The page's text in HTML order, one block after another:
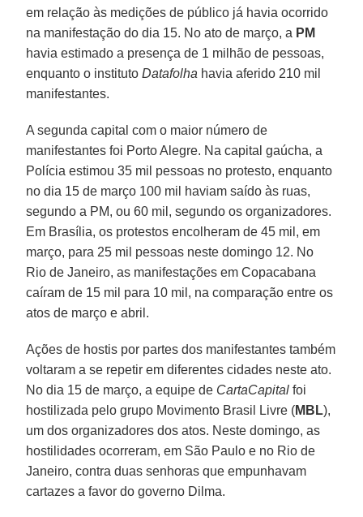
em relação às medições de público já havia ocorrido
na manifestação do dia 15. No ato de março, a PM
havia estimado a presença de 1 milhão de pessoas,
enquanto o institutoDatafolha havia aferido 210 mil
manifestantes.
A segunda capital com o maior número de
manifestantes foi Porto Alegre. Na capital gaúcha, a
Polícia estimou 35 mil pessoas no protesto, enquanto
no dia 15 de março 100 mil haviam saído às ruas,
segundo a PM, ou 60 mil, segundo os organizadores.
Em Brasília, os protestos encolheram de 45 mil, em
março, para 25 mil pessoas neste domingo 12. No
Rio de Janeiro, as manifestações em Copacabana
caíram de 15 mil para 10 mil, na comparação entre os
atos de março e abril.
Ações de hostis por partes dos manifestantes também
voltaram a se repetir em diferentes cidades neste ato.
No dia 15 de março, aequipe de CartaCapitalfoi
hostilizada pelo grupo Movimento Brasil Livre (MBL),
um dos organizadores dos atos. Neste domingo, as
hostilidades ocorreram, em São Paulo e no Rio de
Janeiro, contra duas senhoras que empunhavam
cartazes a favor do governo Dilma.